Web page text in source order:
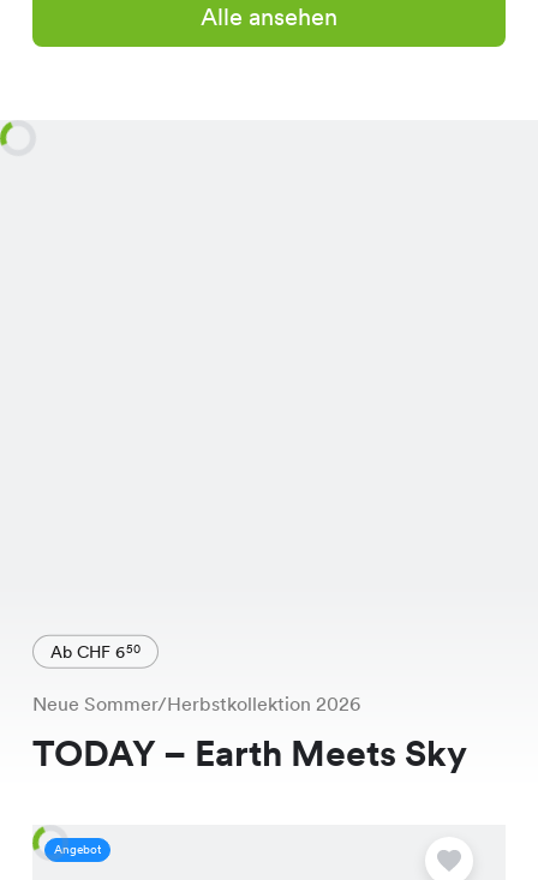
Alle ansehen
Ab CHF 650
Neue Sommer/Herbstkollektion 2026
TODAY – Earth Meets Sky
Angebot